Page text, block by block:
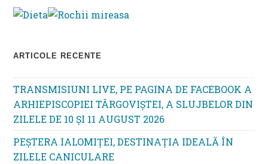
ARTICOLE RECENTE
TRANSMISIUNI LIVE, PE PAGINA DE FACEBOOK A
ARHIEPISCOPIEI TÂRGOVIȘTEI, A SLUJBELOR DIN
ZILELE DE 10 ȘI 11 AUGUST 2026
PEȘTERA IALOMIȚEI, DESTINAȚIA IDEALĂ ÎN
ZILELE CANICULARE